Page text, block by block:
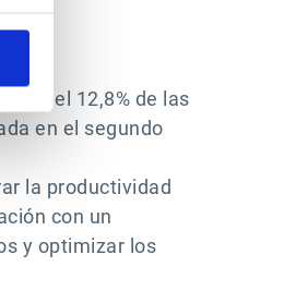
del 12,8% de las
en el segundo
la productividad
con un
y optimizar los